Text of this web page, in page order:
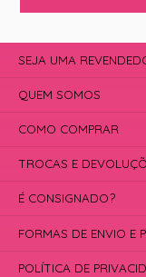
SEJA UMA
QUEM SOMOS
COMO COMPRAR
TROCAS E
É CONSIGNADO?
FORMAS DE ENVIO E
POLÍTICA DE